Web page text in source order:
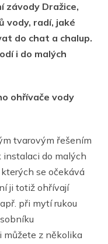
závody Dražice,
vody, radí, jaké
do chat a chalup.
i do malých
ohřívače vody
tvarovým řešením
instalaci do malých
se očekává
ji totiž ohřívají
při mytí rukou
můžete z několika